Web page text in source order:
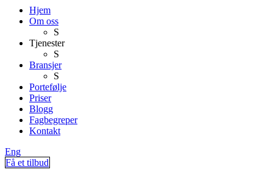
Hjem
Om oss
S
Tjenester
S
Bransjer
S
Portefølje
Priser
Blogg
Fagbegreper
Kontakt
Eng
Få et tilbud